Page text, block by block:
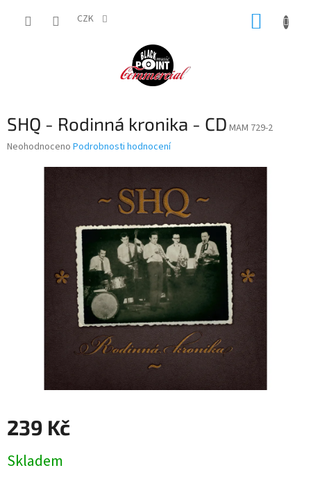
CZK
SHQ - Rodinná kronika - CD MAM 729-2
Průměrné
Neohodnoceno Podrobnosti hodnocení
239 Kč
cena:
Skladem